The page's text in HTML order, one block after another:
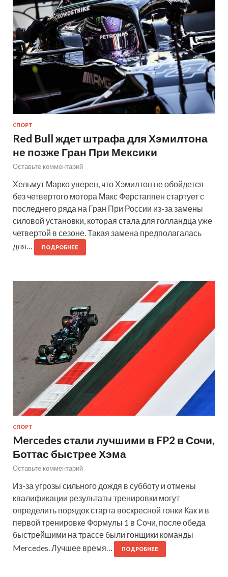
СПОРТ
Red Bull ждет штрафа для Хэмилтона
не позже Гран При Мексики
Оставьте комментарий
Хельмут Марко уверен, что Хэмилтон не обойдется
без четвертого мотора Макс Ферстаппен стартует с
последнего ряда на Гран При России из-за замены
силовой установки, которая стала для голландца уже
четвертой в сезоне. Такая замена предполагалась
для…
ПОДРОБНЕЕ
СПОРТ
Mercedes стали лучшими в FP2 в Сочи,
Боттас быстрее Хэма
Оставьте комментарий
Из-за угрозы сильного дождя в субботу и отмены
квалификации результаты тренировки могут
определить порядок старта воскресной гонки Как и в
первой тренировке Формулы 1 в Сочи, после обеда
быстрейшими на трассе были гонщики команды
Mercedes. Лучшее время…
ПОДРОБНЕЕ